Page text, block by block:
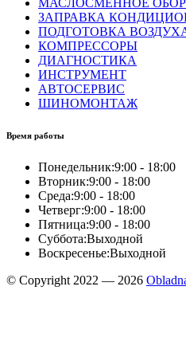
МАСЛОСМЕННОЕ
ЗАПРАВКА
ПОДГОТОВКА
КОМПРЕССОРЫ
ДИАГНОСТИКА
ИНСТРУМЕНТ
АВТОСЕРВИС
ШИНОМОНТАЖ
Время работы
Понедельник:9:00 - 18:00
Вторник:9:00 - 18:00
Среда:9:00 - 18:00
Четверг:9:00 - 18:00
Пятница:9:00 - 18:00
Суббота:Выходной
Воскресенье:Выходной
© Copyright 2022 — 2026